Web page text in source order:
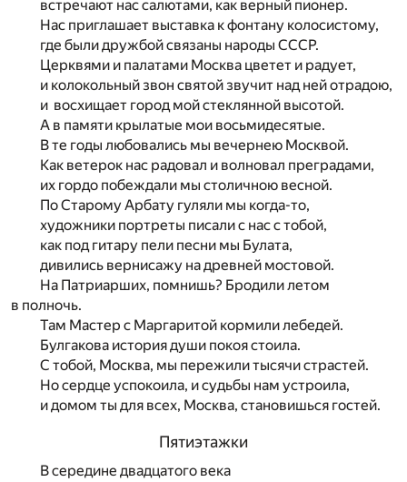
встречают нас салютами, как верный пионер.
Нас приглашает выставка к фонтану колосистому,
где были дружбой связаны народы СССР.
Церквями и палатами Москва цветет и радует,
и колокольный звон святой звучит над ней отрадою,
и восхищает город мой стеклянной высотой.
А в памяти крылатые мои восьмидесятые.
В те годы любовались мы вечернею Москвой.
Как ветерок нас радовал и волновал преградами,
их гордо побеждали мы столичною весной.
По Старому Арбату гуляли мы когда-то,
художники портреты писали с нас с тобой,
как под гитару пели песни мы Булата,
дивились вернисажу на древней мостовой.
На Патриарших, помнишь? Бродили летом
в полночь.
Там Мастер с Маргаритой кормили лебедей.
Булгакова история души покоя стоила.
С тобой, Москва, мы пережили тысячи страстей.
Но сердце успокоила, и судьбы нам устроила,
и домом ты для всех, Москва, становишься гостей.
Пятиэтажки
В середине двадцатого века